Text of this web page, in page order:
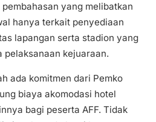
yang melibatkan
hanya terkait penyediaan
lapangan serta stadion yang
pelaksanaan kejuaraan.
ada komitmen dari Pemko
biaya akomodasi hotel
bagi peserta AFF. Tidak